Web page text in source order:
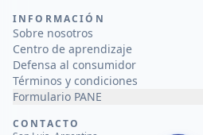
INFORMACIÓN
Sobre nosotros
Centro de aprendizaje
Defensa al consumidor
Términos y condiciones
Formulario PANE
CONTACTO